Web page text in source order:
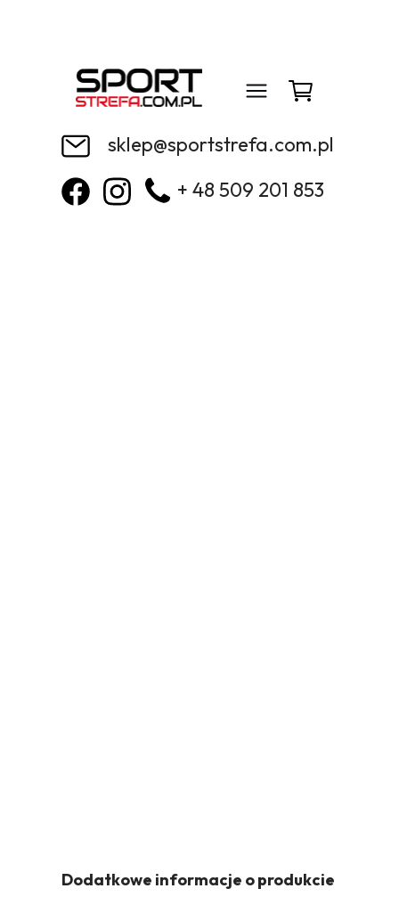
sklep@sportstrefa.com.pl
+ 48 509 201 853
Dodatkowe informacje o produkcie